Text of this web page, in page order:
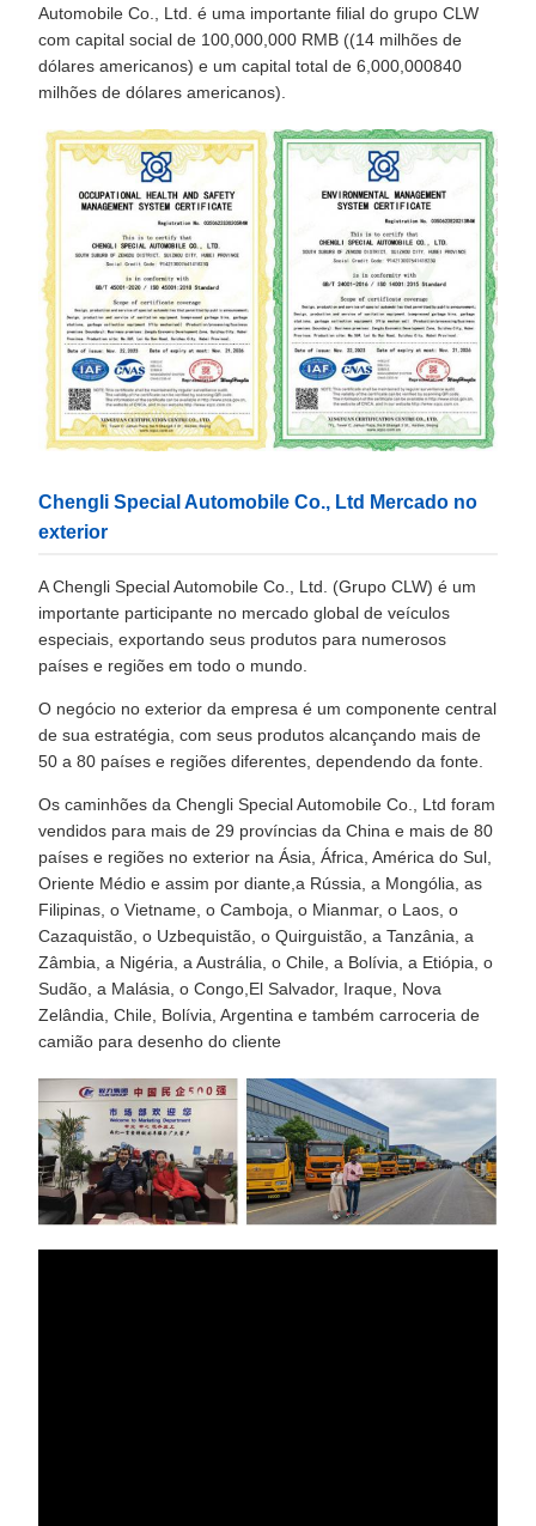
Automobile Co., Ltd. é uma importante filial do grupo CLW
com capital social de 100,000,000 RMB ((14 milhões de
dólares americanos) e um capital total de 6,000,000840
milhões de dólares americanos).
Chengli Special Automobile Co., Ltd Mercado no
exterior
A Chengli Special Automobile Co., Ltd. (Grupo CLW) é um
importante participante no mercado global de veículos
especiais, exportando seus produtos para numerosos
países e regiões em todo o mundo.
O negócio no exterior da empresa é um componente central
de sua estratégia, com seus produtos alcançando mais de
50 a 80 países e regiões diferentes, dependendo da fonte.
Os caminhões da Chengli Special Automobile Co., Ltd foram
vendidos para mais de 29 províncias da China e mais de 80
países e regiões no exterior na Ásia, África, América do Sul,
Oriente Médio e assim por diante,a Rússia, a Mongólia, as
Filipinas, o Vietname, o Camboja, o Mianmar, o Laos, o
Cazaquistão, o Uzbequistão, o Quirguistão, a Tanzânia, a
Zâmbia, a Nigéria, a Austrália, o Chile, a Bolívia, a Etiópia, o
Sudão, a Malásia, o Congo,El Salvador, Iraque, Nova
Zelândia, Chile, Bolívia, Argentina e também carroceria de
camião para desenho do cliente